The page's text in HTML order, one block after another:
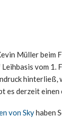
Müller beim
vom 1.
hinterließ,
es derzeit
von Skyhaben